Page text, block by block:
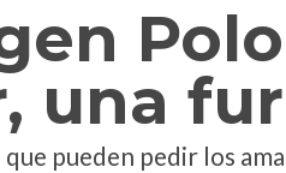
una
pueden pedir los